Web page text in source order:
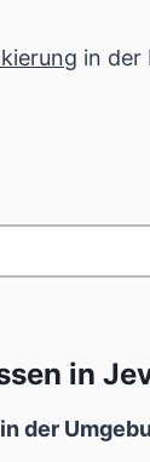
in der
in
der